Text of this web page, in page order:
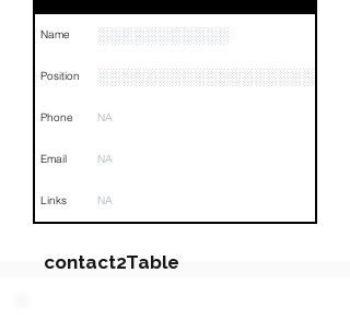
Name ░░░░░░░░░░░
Position
Phone NA
Email NA
Links NA
contact2Table